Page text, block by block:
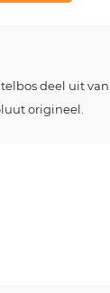
deel uit
origineel.